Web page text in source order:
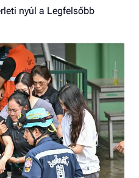
nyúl a Legfelsőbb